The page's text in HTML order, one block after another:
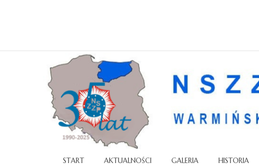
START AKTUALNOŚCI GALERIA HISTORIA